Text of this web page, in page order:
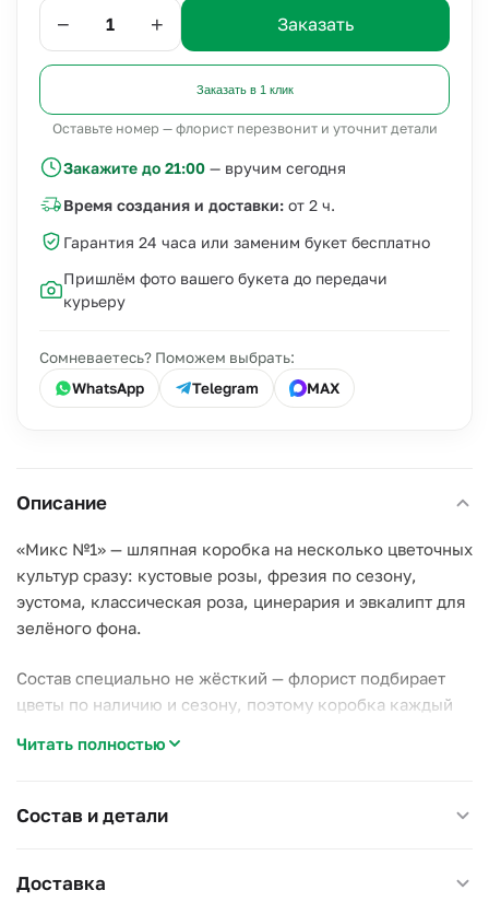
− + Заказать
Заказать в 1 клик
Оставьте номер — флорист перезвонит и уточнит детали
Закажите до 21:00 — вручим сегодня
Время создания и доставки: от 2 ч.
Гарантия 24 часа или заменим букет бесплатно
Пришлём фото вашего букета до передачи
курьеру
Сомневаетесь? Поможем выбрать:
WhatsApp
Telegram MAX
Описание
«Микс №1» — шляпная коробка на несколько цветочных
культур сразу: кустовые розы, фрезия по сезону,
эустома, классическая роза, цинерария и эвкалипт для
зелёного фона.
Состав специально не жёсткий — флорист подбирает
цветы по наличию и сезону, поэтому коробка каждый
сохраняются.
Почему стоит выбрать этот микс:
–Живая сезонность.
Читать полностью
Состав и детали
Доставка